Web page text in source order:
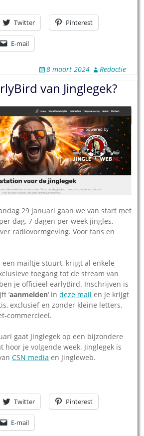
Twitter Pinterest
E-mail
8 maart 2024 Redactie
van Jinglegek?
29 januari gaan we van start met
dag, 7 dagen per week jingles,
radiovormgeving. Voor fans en
een mailtje stuurt, krijgt al enkele
toegang tot de stream van
je officieel earlyBird. Inschrijven is
‘aanmelden‘ indeze mail en je krijgt
exclusief en zonder kleine letters.
commercieel.
gaat Jinglegek op een bijzondere
hoor je volgende week. Jinglegek is
CSN media en Jingleweb.
Twitter Pinterest
E-mail